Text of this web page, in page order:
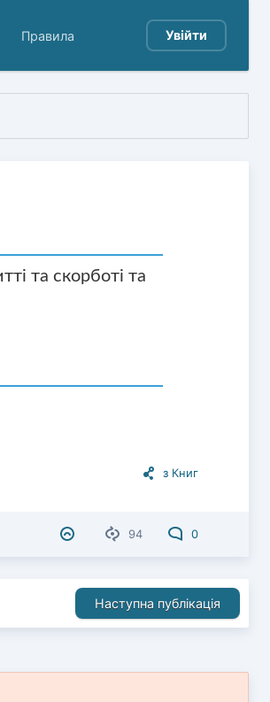
Правила Увійти
та скорботі та
з Книг
94 0
Наступна публікація